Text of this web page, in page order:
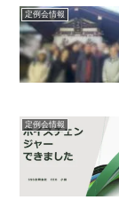
定例会情報
定例会情報